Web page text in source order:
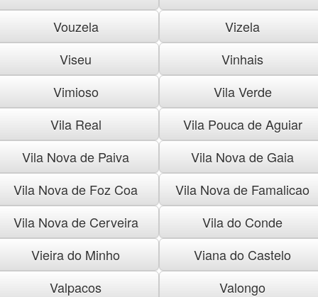
Vouzela
Vizela
Viseu
Vinhais
Vimioso
Vila Verde
Vila Real
Vila Pouca de Aguiar
Vila Nova de Paiva
Vila Nova de Gaia
Vila Nova de Foz Coa
Vila Nova de Famalicao
Vila Nova de Cerveira
Vila do Conde
Vieira do Minho
Viana do Castelo
Valpacos
Valongo